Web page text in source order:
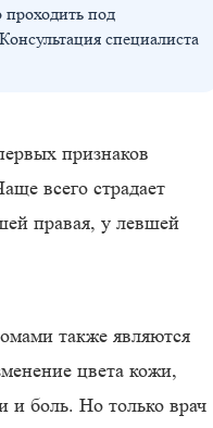
проходить под
специалиста
признаков
всего страдает
правая, у левшей
также являются
цвета кожи,
и боль. Но только врач